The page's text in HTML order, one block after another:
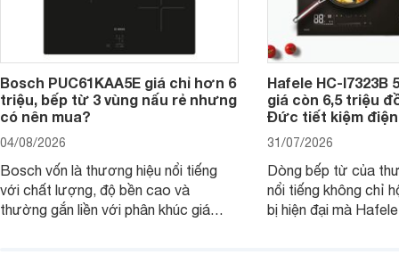
Bosch PUC61KAA5E giá chỉ hơn 6
triệu, bếp từ 3 vùng nấu rẻ nhưng
có nên mua?
04/08/2026
Bosch vốn là thương hiệu nổi tiếng
với chất lượng, độ bền cao và
thường gắn liền với phân khúc giá
Hafele HC-I7323B
giá còn 6,5 triệu
Đức tiết kiệm
31/07/2026
Dòng bếp từ của
nổi tiếng không chỉ
bị hiện đại mà